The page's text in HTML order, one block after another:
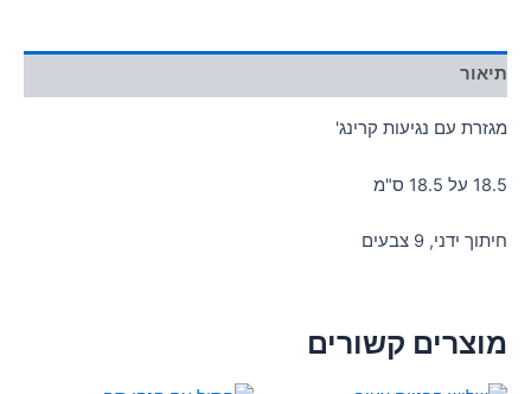
תיאור
מגזרת עם נגיעות קרינג'
18.5 על 18.5 ס"מ
חיתוך ידני, 9 צבעים
מוצרים קשורים